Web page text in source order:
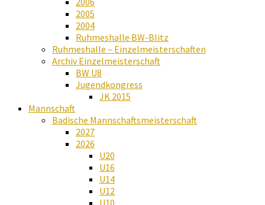
2005
2004
Ruhmeshalle BW-Blitz
Ruhmeshalle – Einzelmeisterschaften
Archiv Einzelmeisterschaft
BW U8
Jugendkongress
JK 2015
Mannschaft
Badische Mannschaftsmeisterschaft
2027
2026
U20
U16
U14
U12
U10